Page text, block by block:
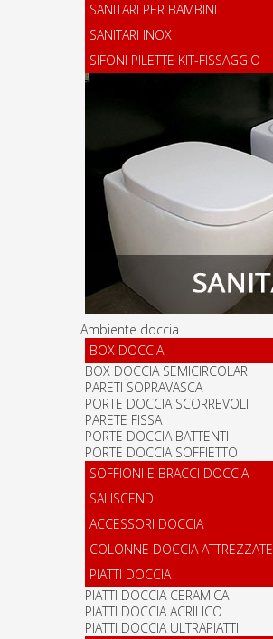
SANITARI PER BAMBINI
SANITARI INOX
SIFONI PILETTE KIT-FISSAGGIO
Ambiente doccia
BOX DOCCIA
BOX DOCCIA SEMICIRCOLARI
PARETI SOPRAVASCA
PORTE DOCCIA SCORREVOLI
PARETE FISSA
PORTE DOCCIA BATTENTI
PORTE DOCCIA SOFFIETTO
SOFFIONI E BRACCI DOCCIA
SALISCENDI
ACCESSORI DOCCIA
COLONNE DOCCIA ATTREZZATE
PIATTI DOCCIA
PIATTI DOCCIA CERAMICA
PIATTI DOCCIA ACRILICO
PIATTI DOCCIA ULTRAPIATTI